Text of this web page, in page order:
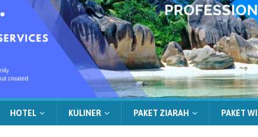
HOTEL KULINER PAKET ZIARAH PAKET